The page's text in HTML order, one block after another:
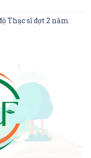
Thạc sĩ đợt 2 năm